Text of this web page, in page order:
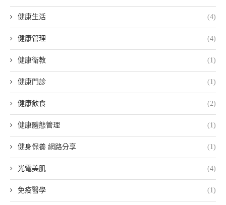
健康生活 (4)
健康管理 (4)
健康衛教 (1)
健康門診 (1)
健康飲食 (2)
健康體態管理 (1)
健身保養 網路分享 (1)
光電美肌 (4)
免疫醫學 (1)